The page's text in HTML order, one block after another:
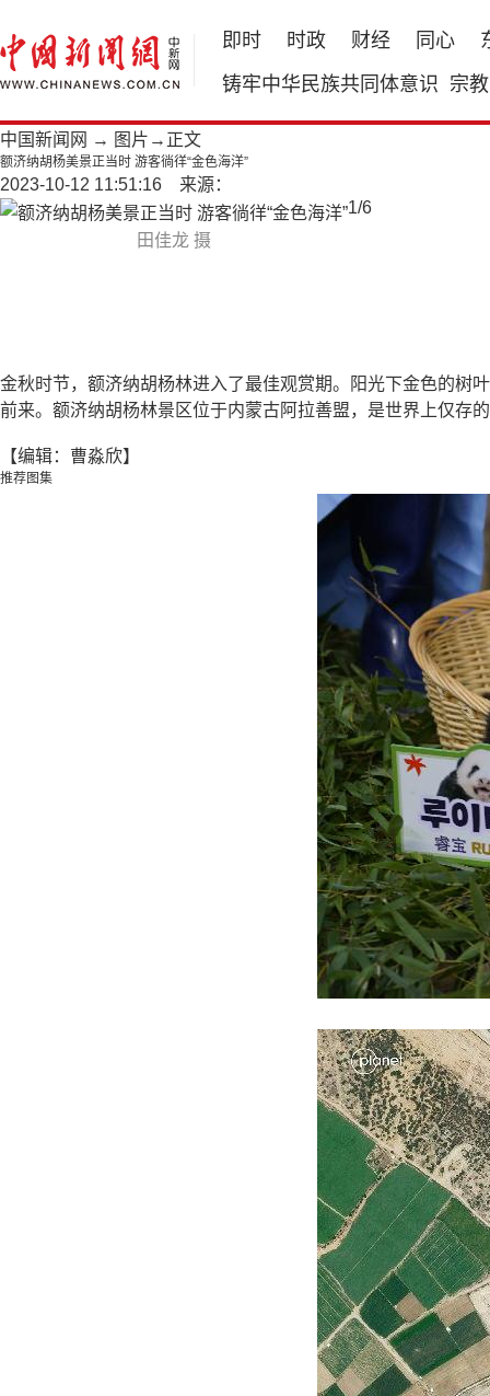
即时 时政 财经 同心
铸牢中华民族共同体意识 宗教
中国新闻网 → 图片 →正文
额济纳胡杨美景正当时 游客徜徉“金色海洋”
2023-10-12 11:51:16 来源：
田佳龙 摄
1/6
金秋时节，额济纳胡杨林进入了最佳观赏期。阳光下金色的树
前来。额济纳胡杨林景区位于内蒙古阿拉善盟，是世界上仅存
【编辑：曹淼欣】
推荐图集